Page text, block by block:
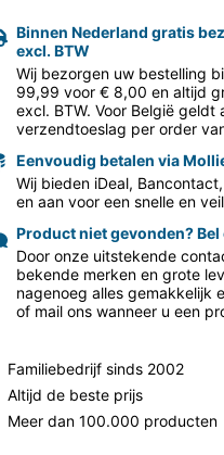
Binnen Nederland gratis
excl. BTW
Wij bezorgen uw bestelling
99,99 voor € 8,00 en altijd
excl. BTW. Voor België geldt
verzendtoeslag per order
Eenvoudig betalen via
Wij bieden iDeal,
en aan voor een snelle en
Product niet gevonden?
Door onze uitstekende
bekende merken en grote
nagenoeg alles gemakkelijk
of mail ons wanneer u een
Familiebedrijf sinds 2002
Altijd de beste prijs
Meer dan 100.000 producten